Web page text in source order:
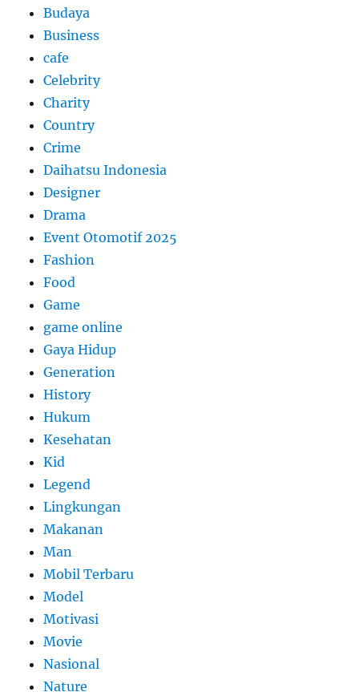
Budaya
Business
cafe
Celebrity
Charity
Country
Crime
Daihatsu Indonesia
Designer
Drama
Event Otomotif 2025
Fashion
Food
Game
game online
Gaya Hidup
Generation
History
Hukum
Kesehatan
Kid
Legend
Lingkungan
Makanan
Man
Mobil Terbaru
Model
Motivasi
Movie
Nasional
Nature